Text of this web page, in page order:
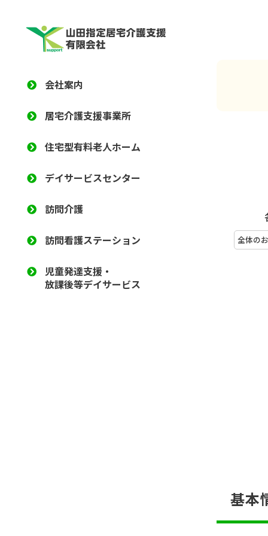
会社案内
居宅介護支援事業所
住宅型有料老人ホーム
デイサービスセンター
訪問介護
訪問看護ステーション
児童発達支援・
放課後等デイサービス
全体の
基本